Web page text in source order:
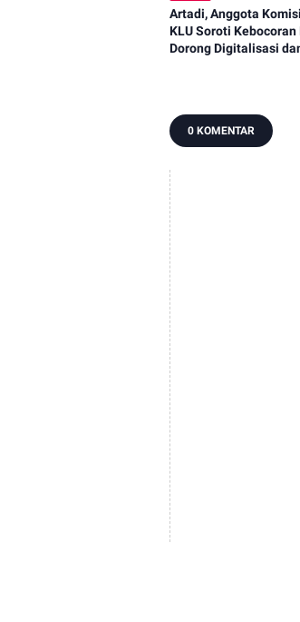
Artadi, Anggota
KLU Soroti Kebocoran
Dorong Digitalisasi
0 KOMENTAR